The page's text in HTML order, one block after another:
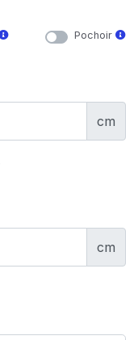
Pochoir
cm
cm